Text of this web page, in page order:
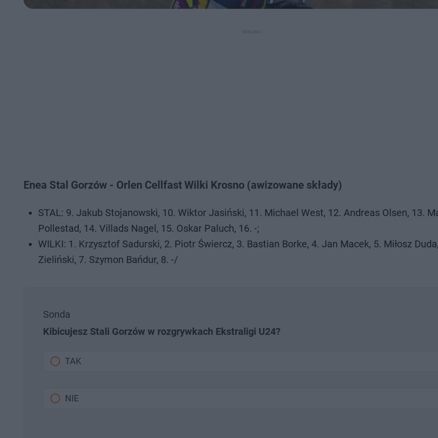
Enea Stal Gorzów - Orlen Cellfast Wilki Krosno (awizowane składy)
STAL: 9. Jakub Stojanowski, 10. Wiktor Jasiński, 11. Michael West, 12. Andreas Olsen, 13.
Pollestad, 14. Villads Nagel, 15. Oskar Paluch, 16. -;
WILKI: 1. Krzysztof Sadurski, 2. Piotr Świercz, 3. Bastian Borke, 4. Jan Macek, 5. Miłosz
Zieliński, 7. Szymon Bańdur, 8. -/
Sonda
Kibicujesz Stali Gorzów w rozgrywkach Ekstraligi U24?
TAK
NIE